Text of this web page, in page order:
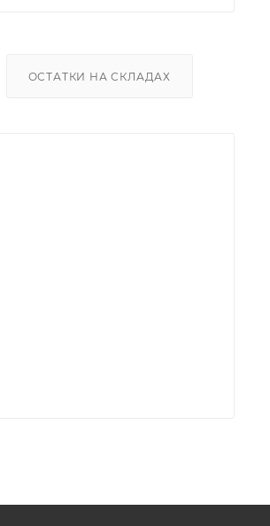
ОСТАТКИ НА СКЛАДАХ